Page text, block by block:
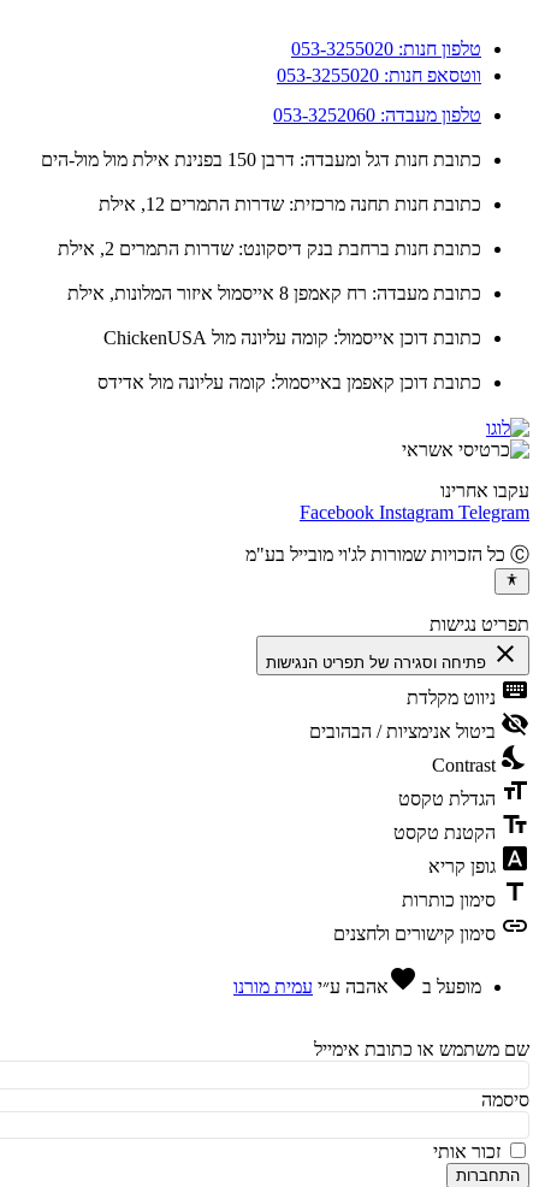
טלפון חנות: 053-3255020
ווטסאפ חנות: 053-3255020
טלפון מעבדה: 053-3252060
כתובת חנות דגל ומעבדה: דרבן 150 בפנינת אילת מול מול-הים
כתובת חנות תחנה מרכזית: שדרות התמרים 12, אילת
כתובת חנות ברחבת בנק דיסקונט: שדרות התמרים 2, אילת
כתובת מעבדה: רח קאמפן 8 אייסמול איזור המלונות, אילת
כתובת דוכן אייסמול: קומה עליונה מול ChickenUSA
כתובת דוכן קאפמן באייסמול: קומה עליונה מול אדידס
אחרינו
Facebook Instagram
נגישות
פתיחה וסגירה של תפריט הנגישות
ניווט מקלדת
ביטול אנימציות / הבהובים
Contrast
הגדלת טקסט
הקטנת טקסט
גופן קריא
סימון כותרות
סימון קישורים ולחצנים
מופעל בfavorite אהבהע״י עמית מורנו
או כתובת אימייל
זכור אותי